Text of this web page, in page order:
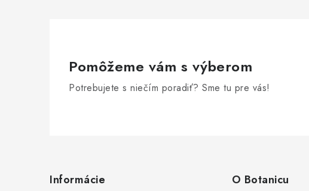
Pomôžeme vám s výberom
Potrebujete s niečím poradiť? Sme tu pre vás!
Informácie O Botanicu